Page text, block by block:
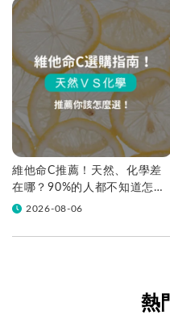
維他命C推薦！天然、化學差
在哪？90%的人都不知道怎麼
挑！帶你一次看
2026-08-06
熱